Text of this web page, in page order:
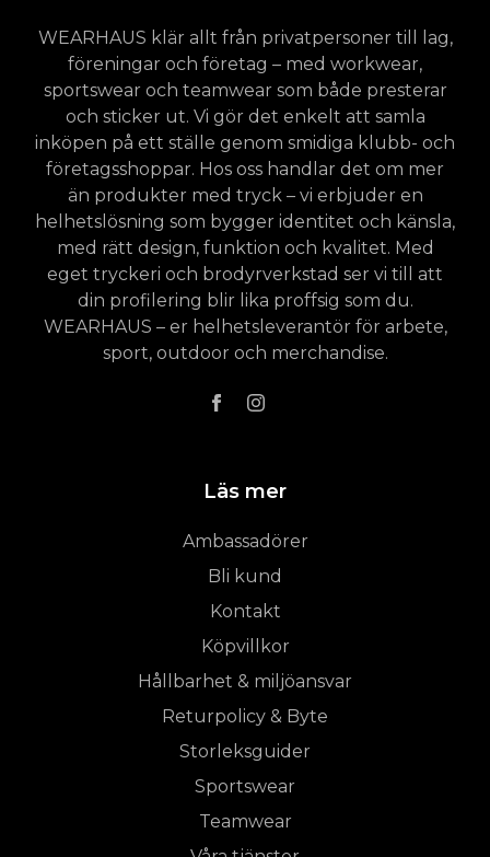
WEARHAUS klär allt från privatpersoner till lag,
föreningar och företag – med workwear,
sportswear och teamwear som både presterar
och sticker ut. Vi gör det enkelt att samla
inköpen på ett ställe genom smidiga klubb- och
företagsshoppar. Hos oss handlar det om mer
än produkter med tryck – vi erbjuder en
helhetslösning som bygger identitet och känsla,
med rätt design, funktion och kvalitet. Med
eget tryckeri och brodyrverkstad ser vi till att
din profilering blir lika proffsig som du.
WEARHAUS – er helhetsleverantör för arbete,
sport, outdoor och merchandise.
Läs mer
Ambassadörer
Bli kund
Kontakt
Köpvillkor
Hållbarhet & miljöansvar
Returpolicy & Byte
Storleksguider
Sportswear
Teamwear